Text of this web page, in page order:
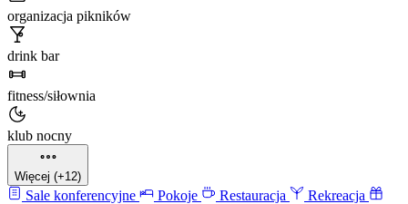
organizacja pikników
drink bar
fitness/siłownia
klub nocny
Więcej (+12)
Sale konferencyjne Pokoje Restauracja
Rekreacja